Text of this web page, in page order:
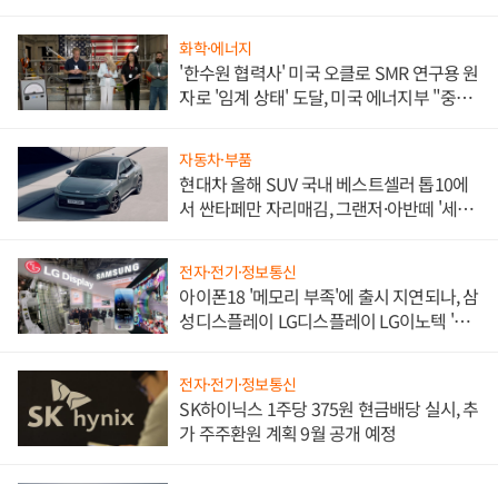
화학·에너지
'한수원 협력사' 미국 오클로 SMR 연구용 원
자로 '임계 상태' 도달, 미국 에너지부 "중요
자동차·부품
현대차 올해 SUV 국내 베스트셀러 톱10에
서 싼타페만 자리매김, 그랜저·아반떼 '세단
전자·전기·정보통신
아이폰18 '메모리 부족'에 출시 지연되나, 삼
성디스플레이 LG디스플레이 LG이노텍 '탈
전자·전기·정보통신
SK하이닉스 1주당 375원 현금배당 실시, 추
가 주주환원 계획 9월 공개 예정